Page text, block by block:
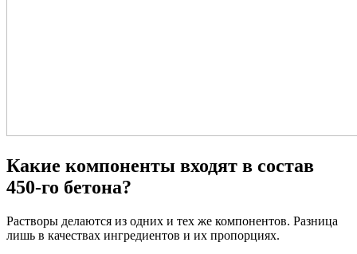
Какие компоненты входят в состав
450-го бетона?
Растворы делаются из одних и тех же компонентов. Разница
лишь в качествах ингредиентов и их пропорциях.